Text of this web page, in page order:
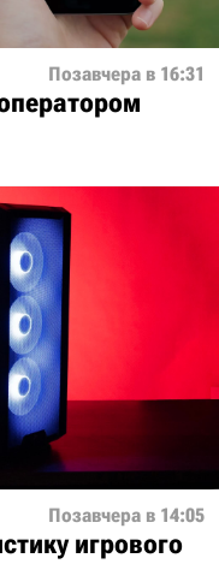
Позавчера в 16:31
Позавчера в 14:05
игрового